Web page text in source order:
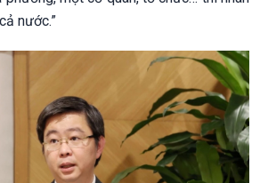
nước.”